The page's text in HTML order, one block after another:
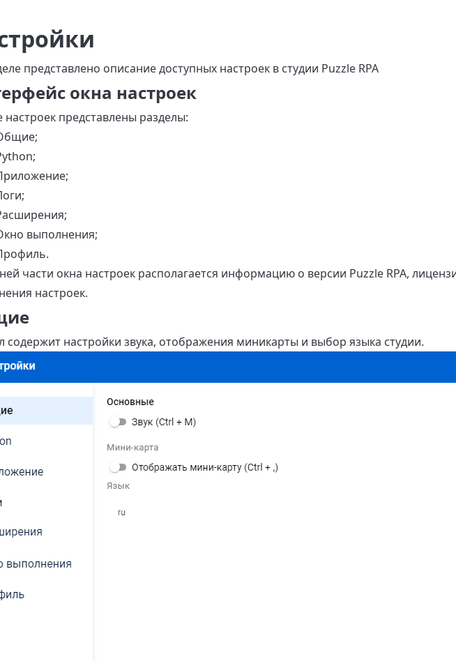
представлено описание доступных настроек в студии Puzzle RPA
окна настроек
настроек представлены разделы:
выполнения;
части окна настроек располагается информацию о версии Puzzle RPA,
настроек.
содержит настройки звука, отображения миникарты и выбор языка студии.